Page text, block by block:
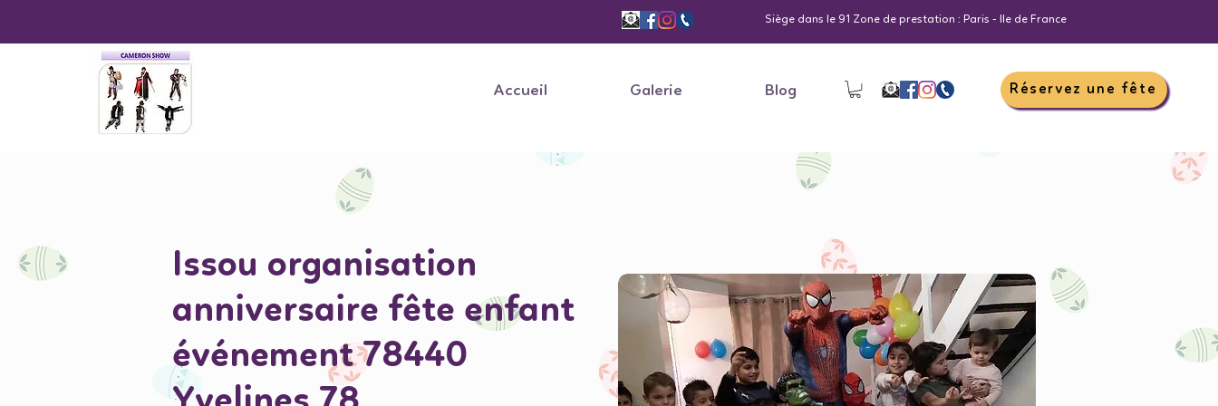
Siège dans le 91 Zone de prestation : Paris - Ile de France
Accueil Galerie Blog Réservez une fête
Issou organisation
anniversaire fête enfant
événement 78440